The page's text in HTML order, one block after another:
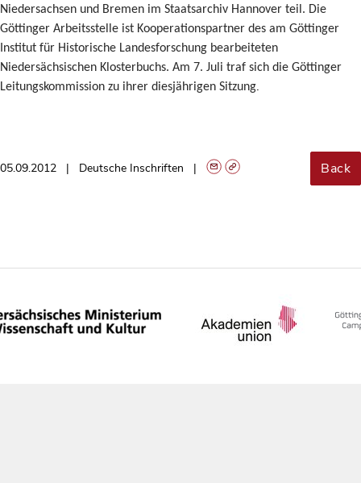
Niedersachsen und Bremen im Staatsarchiv Hannover teil. Die
Göttinger Arbeitsstelle ist Kooperationspartner des am Göttinger
Institut für Historische Landesforschung bearbeiteten
Niedersächsischen Klosterbuchs. Am 7. Juli traf sich die Göttinger
Leitungskommission zu ihrer diesjährigen Sitzung.
05.09.2012 Deutsche Inschriften Back